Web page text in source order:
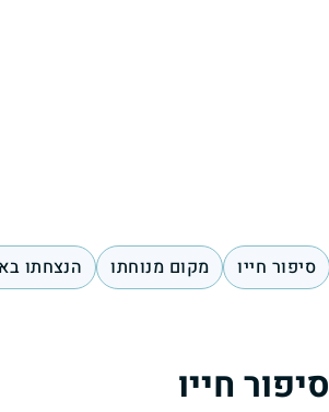
סיפור חייו מקום מנוחתו הנצחתו
סיפור חייו